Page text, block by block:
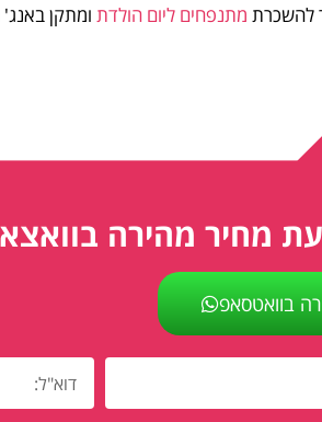
להשכרת מתנפחים ליום הולדת ומתקן באנג'
מחיר מהירה
בוואטסאפ